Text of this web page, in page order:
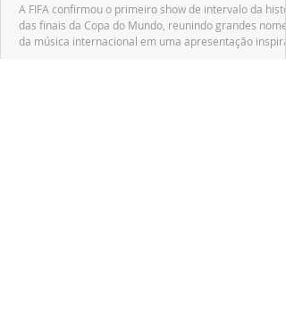
A FIFA confirmou o primeiro show de intervalo da
das finais da Copa do Mundo, reunindo grandes nomes
da música internacional em uma apresentação